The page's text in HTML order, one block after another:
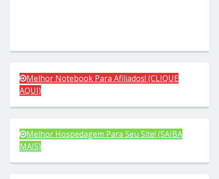
Melhor Notebook Para Afiliados! (CLIQUE
AQUI)
Melhor Hospedagem Para Seu Site! (SAIBA
MAIS)